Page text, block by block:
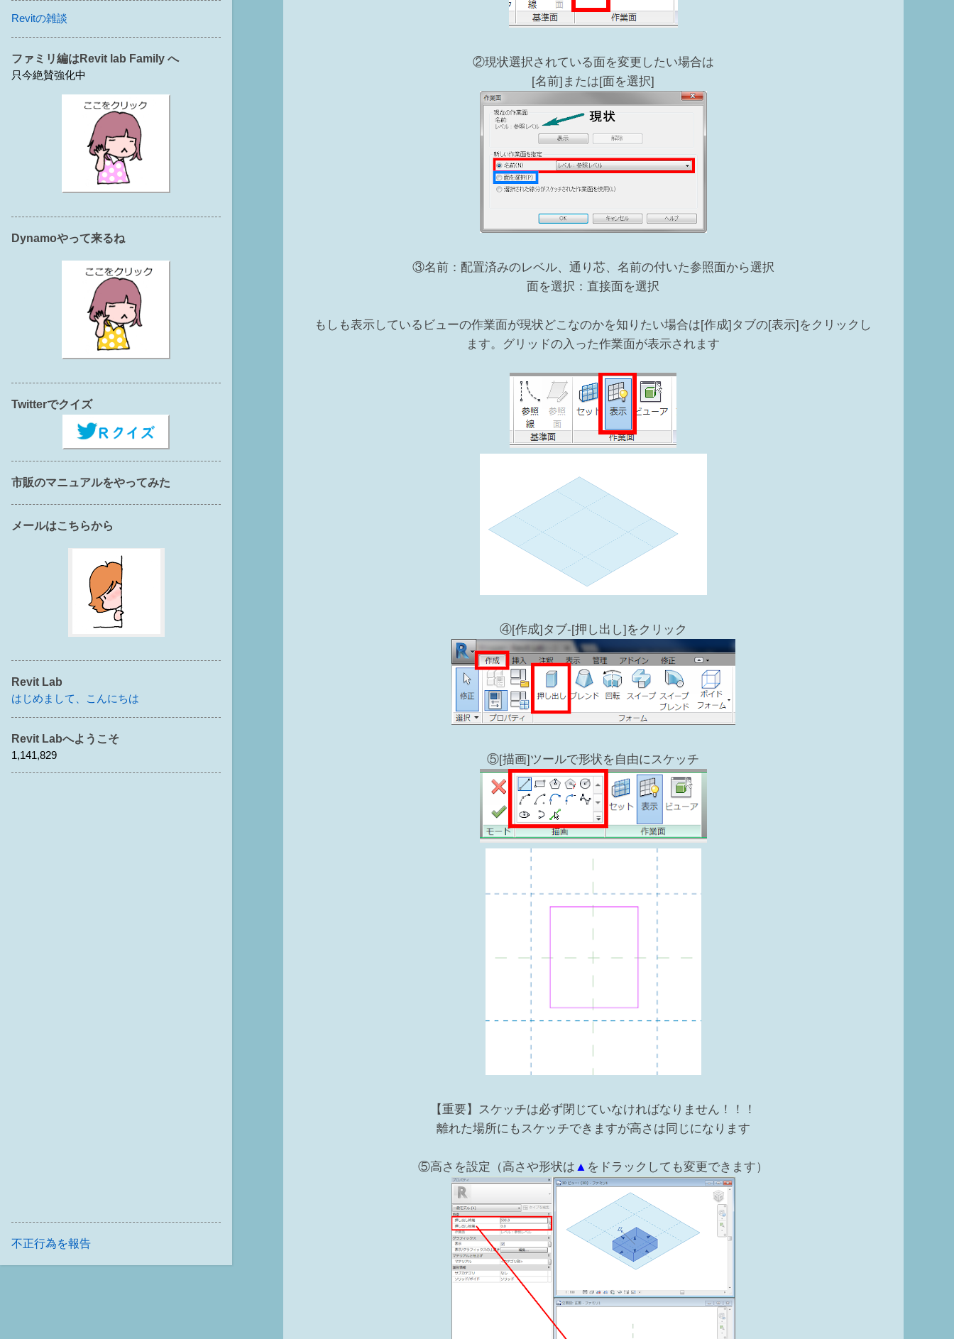
②現状選択されている面を変更したい場合は
[名前]または[面を選択]
③名前：配置済みのレベル、通り芯、名前の付いた参照面から選択
面を選択：直接面を選択
もしも表示しているビューの作業面が現状どこなのかを知りたい場合は[作成]タブの[表示]をクリックし
ます。グリッドの入った作業面が表示されます
④[作成]タブ-[押し出し]をクリック
⑤[描画]ツールで形状を自由にスケッチ
【重要】スケッチは必ず閉じていなければなりません！！！
離れた場所にもスケッチできますが高さは同じになります
⑤高さを設定（高さや形状は ▲ をドラックしても変更できます）
Revitの雑談
ファミリ編はRevit lab Family へ
只今絶賛強化中
Dynamoやって来るね
Twitterでクイズ
市販のマニュアルをやってみた
メールはこちらから
Revit Lab
はじめまして、こんにちは
Revit Labへようこそ
1,141,829
不正行為を報告